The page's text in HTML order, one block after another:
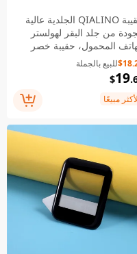
حقيبة QIALINO الجلدية عالية
من جلد البقر لهولستر
المحمول، حقيبة خصر
لهاتف iPhone 16 / 16 Pro /
للبيع بالجملة
$19
مبيعًا